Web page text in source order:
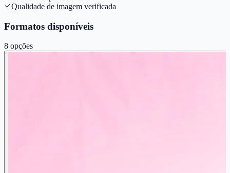
Qualidade de imagem verificada
Formatos disponíveis
8 opções